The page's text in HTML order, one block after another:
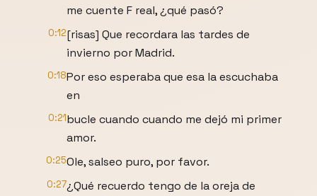
me cuente F real, ¿qué pasó?
0:12[risas] Que recordara las tardes de
invierno por Madrid.
0:18Por eso esperaba que esa la escuchaba
en
0:21bucle cuando cuando me dejó mi primer
amor.
0:25Ole, salseo puro, por favor.
0:27¿Qué recuerdo tengo de la oreja de